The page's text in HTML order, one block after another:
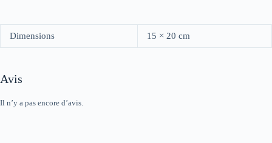
Dimensions 15 × 20 cm
Avis
Il n’y a pas encore d’avis.